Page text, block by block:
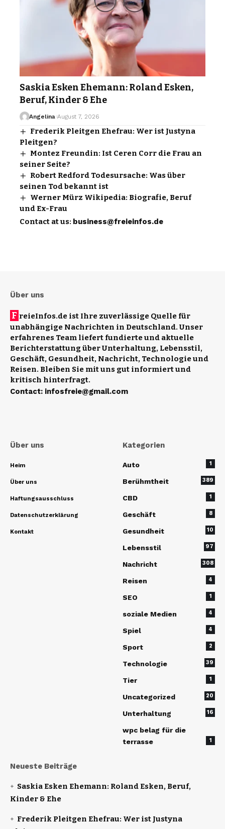
Saskia Esken Ehemann: Roland Esken,
Beruf, Kinder & Ehe
Angelina August 7, 2026
Frederik Pleitgen Ehefrau: Wer ist Justyna
Pleitgen?
Montez Freundin: Ist Ceren Corr die Frau an
seiner Seite?
Robert Redford Todesursache: Was über
seinen Tod bekannt ist
Werner Mürz Wikipedia: Biografie, Beruf
und Ex-Frau
Contact at us: business@freieinfos.de
Über uns
F reieInfos.de ist Ihre zuverlässige Quelle für
unabhängige Nachrichten in Deutschland. Unser
erfahrenes Team liefert fundierte und aktuelle
Berichterstattung über Unterhaltung, Lebensstil,
Geschäft, Gesundheit, Nachricht, Technologie und
Reisen. Bleiben Sie mit uns gut informiert und
kritisch hinterfragt.
Contact: infosfreie@gmail.com
Über uns
Heim
Über uns
Haftungsausschluss
Datenschutzerklärung
Kontakt
Kategorien
Auto 1
Berühmtheit 389
CBD 1
Geschäft 8
Gesundheit 10
Lebensstil 97
Nachricht 308
Reisen 4
SEO 1
soziale Medien 4
Spiel 4
Sport 2
Technologie 39
Tier 1
Uncategorized 20
Unterhaltung 16
wpc belag für die
terrasse
1
Neueste Beiträge
Saskia Esken Ehemann: Roland Esken, Beruf,
Kinder & Ehe
Frederik Pleitgen Ehefrau: Wer ist Justyna